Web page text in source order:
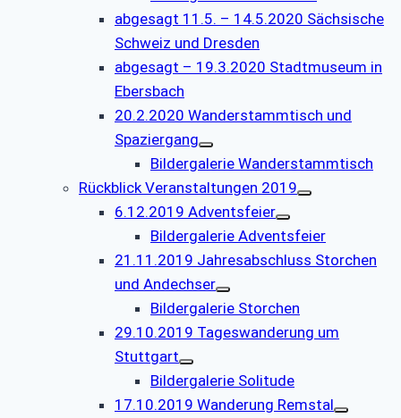
abgesagt 11.5. – 14.5.2020 Sächsische
Schweiz und Dresden
abgesagt – 19.3.2020 Stadtmuseum in
Ebersbach
20.2.2020 Wanderstammtisch und
Spaziergang
Bildergalerie Wanderstammtisch
Rückblick Veranstaltungen 2019
6.12.2019 Adventsfeier
Bildergalerie Adventsfeier
21.11.2019 Jahresabschluss Storchen
und Andechser
Bildergalerie Storchen
29.10.2019 Tageswanderung um
Stuttgart
Bildergalerie Solitude
17.10.2019 Wanderung Remstal